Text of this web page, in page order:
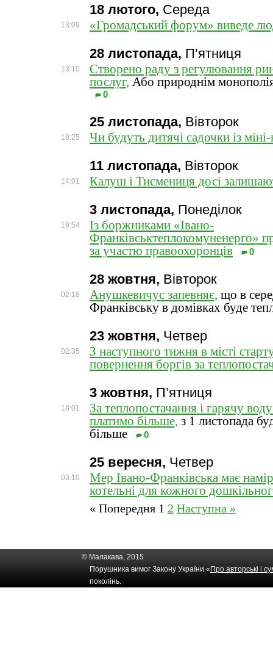
18 лютого, Середа
13:09 «Громадський форум» виведе
28 листопада, П’ятниця
13:10
Створено раду з регулювання
послуг, Або природнім
0
25 листопада, Вівторок
18:25 Чи будуть дитячі садочки із
11 листопада, Вівторок
14:01 Калуш і Тисмениця досі
3 листопада, Понеділок
19:54
Із боржниками «Івано-
Франківськтеплокомуненерго»
за участю правоохоронців
0
28 жовтня, Вівторок
02:18 Анушкевичус запевняє, що в
Франківську в домівках буде
23 жовтня, Четвер
02:35
З наступного тижня в місті
повернення боргів за
3 жовтня, П’ятниця
18:01
За теплопостачання і гарячу
платимо більше, з 1 листопада
більше
0
25 вересня, Четвер
03:10
Мер Івано-Франківська має
котельні для кожного
« Попередня 1 2 Наступна »
© Малакава, 2015
Порушника вимог Закону України « Про авторські і
поколінь.